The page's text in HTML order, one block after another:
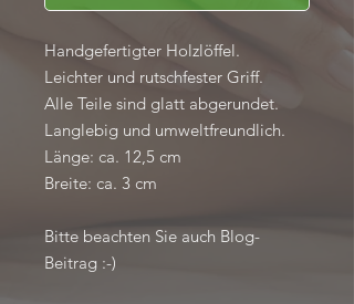
Handgefertigter Holzlöffel.
Leichter und rutschfester Griff.
Alle Teile sind glatt abgerundet.
Langlebig und umweltfreundlich.
Länge: ca. 12,5 cm
Breite: ca. 3 cm
Bitte beachten Sie auch Blog-
Beitrag :-)